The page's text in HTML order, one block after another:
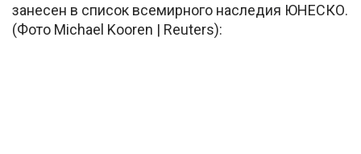
занесен в список всемирного наследия ЮНЕСКО.
(Фото Michael Kooren | Reuters):